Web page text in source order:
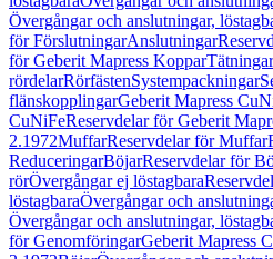
Övergångar och anslutningar,
för FörslutningarAnslutningar
för Geberit Mapress Koppar
rördelarRörfästenSystempackningar
flänskopplingarGeberit Mapress
CuNiFeReservdelar för Geberit
2.1972MuffarReservdelar för Muffar
ReduceringarBöjarReservdelar för
rörÖvergångar ej löstagbara
löstagbaraÖvergångar och
Övergångar och anslutningar,
för GenomföringarGeberit Mapress